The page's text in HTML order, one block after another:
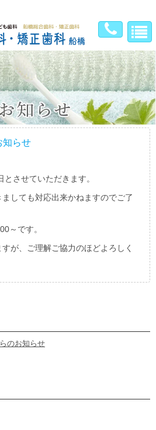
知らせ
させていただきます。
ましても対応出来かねますのでご了
～です。
が、ご理解ご協力のほどよろしく
のお知らせ